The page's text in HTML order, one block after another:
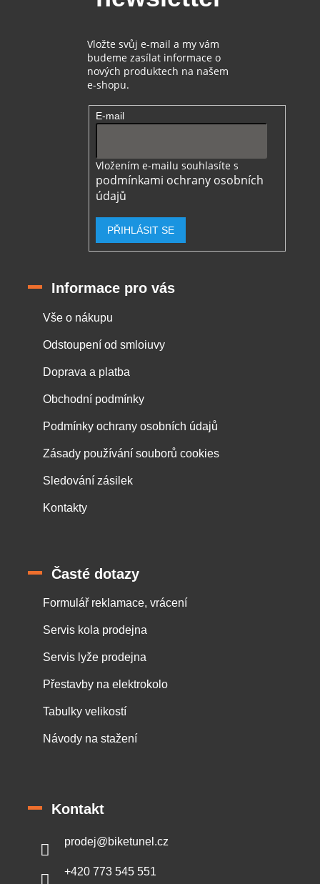
Vložte svůj e-mail a my vám
budeme zasílat informace o
nových produktech na našem
e-shopu.
E-mail
Vložením e-mailu souhlasíte s
podmínkami ochrany osobních
údajů
PŘIHLÁSIT SE
Informace pro vás
Vše o nákupu
Odstoupení od smloiuvy
Doprava a platba
Obchodní podmínky
Podmínky ochrany osobních údajů
Zásady používání souborů cookies
Sledování zásilek
Kontakty
Časté dotazy
Formulář reklamace, vrácení
Servis kola prodejna
Servis lyže prodejna
Přestavby na elektrokolo
Tabulky velikostí
Návody na stažení
Kontakt
prodej@biketunel.cz
+420 773 545 551